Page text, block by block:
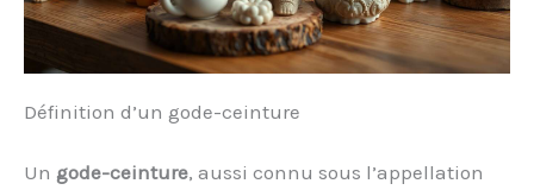
Définition d’un gode-ceinture
Un gode-ceinture, aussi connu sous l’appellation